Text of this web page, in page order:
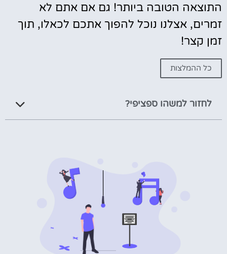
התוצאה הטובה ביותר! גם אם אתם לא
זמרים, אצלנו נוכל להפוך אתכם לכאלו, תוך
זמן קצר!
כל ההמלצות
לחזור למשהו ספציפי?